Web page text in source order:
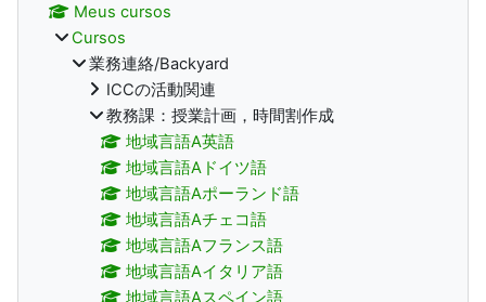
Meus cursos
Cursos
業務連絡/Backyard
ICCの活動関連
教務課：授業計画，時間割作成
地域言語A英語
地域言語Aドイツ語
地域言語Aポーランド語
地域言語Aチェコ語
地域言語Aフランス語
地域言語Aイタリア語
地域言語Aスペイン語